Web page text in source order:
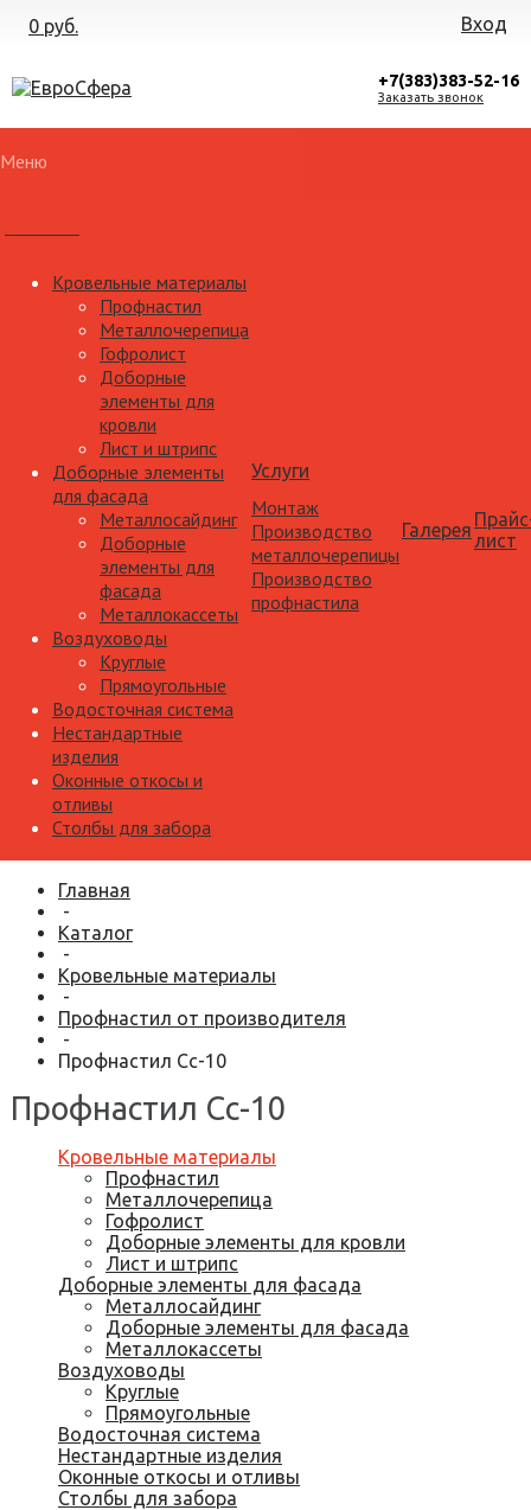
0 руб. Вход
+7(383)383-52-16
Заказать звонок
Меню
Кровельные материалы
Профнастил
Металлочерепица
Гофролист
Доборные
элементы для
кровли
Лист и штрипс
Доборные элементы
для фасада
Металлосайдинг
Доборные
элементы для
фасада
Металлокассеты
Воздуховоды
Круглые
Прямоугольные
Водосточная система
Нестандартные
изделия
Оконные откосы и
отливы
Столбы для забора
Услуги
Монтаж
Производство
металлочерепицы
Производство
профнастила
Галерея лист
Главная
-
Каталог
-
Кровельные материалы
-
Профнастил от производителя
-
Профнастил Сс-10
Профнастил Сс-10
Кровельные материалы
Профнастил
Металлочерепица
Гофролист
Доборные элементы для кровли
Лист и штрипс
Доборные элементы для фасада
Металлосайдинг
Доборные элементы для фасада
Металлокассеты
Воздуховоды
Круглые
Прямоугольные
Водосточная система
Нестандартные изделия
Оконные откосы и отливы
Столбы для забора